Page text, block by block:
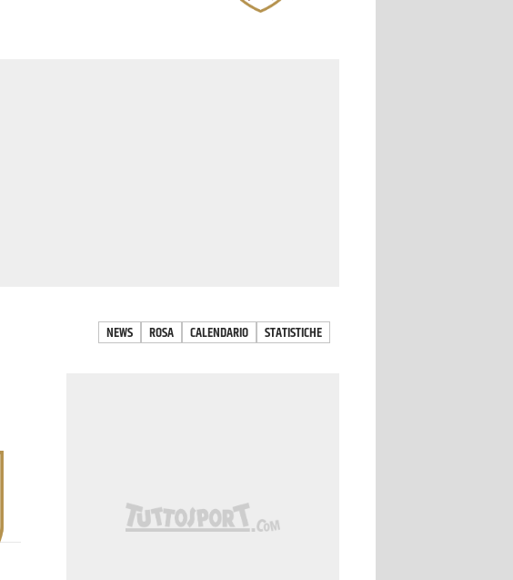
NEWS ROSA CALENDARIO STATISTICHE